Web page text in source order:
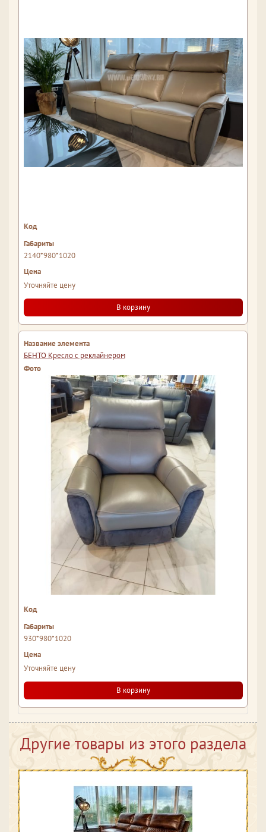
2140*980*1020
Уточняйте цену
В корзину
БЕНТО Кресло с реклайнером
930*980*1020
Уточняйте цену
В корзину
Другие товары из этого раздела